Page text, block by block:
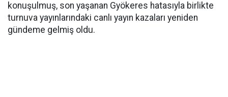
konuşulmuş, son yaşanan Gyökeres hatasıyla birlikte
turnuva yayınlarındaki canlı yayın kazaları yeniden
gündeme gelmiş oldu.